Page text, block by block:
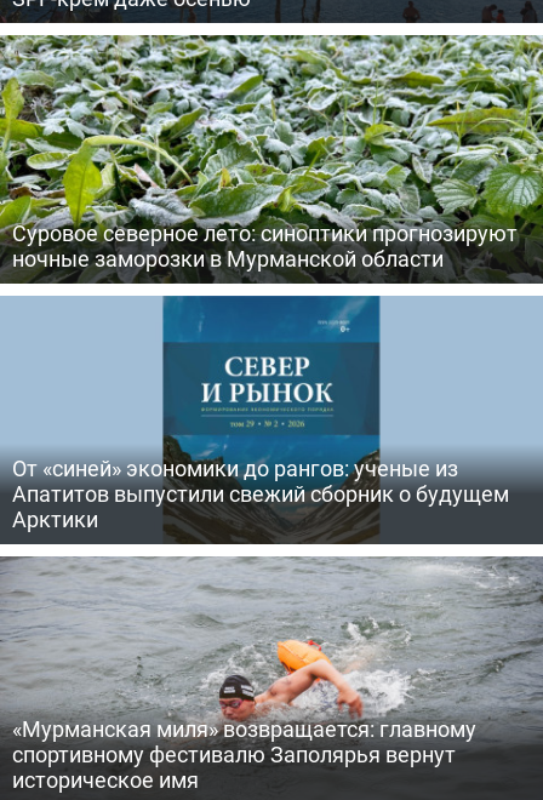
Суровое северное лето: синоптики прогнозируют
ночные заморозки в Мурманской области
От «синей» экономики до рангов: ученые из
Апатитов выпустили свежий сборник о будущем
Арктики
«Мурманская миля» возвращается: главному
спортивному фестивалю Заполярья вернут
историческое имя